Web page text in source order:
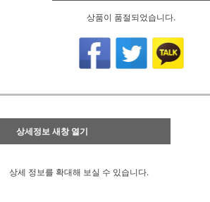
상품이 품절되었습니다.
상세정보 새창 열기
상세 정보를 확대해 보실 수 있습니다.